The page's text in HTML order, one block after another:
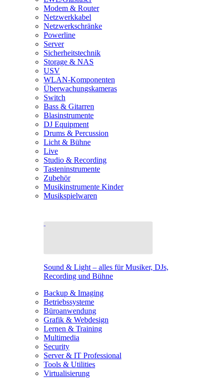
Modem & Router
Netzwerkkabel
Netzwerkschränke
Powerline
Server
Sicherheitstechnik
Storage & NAS
USV
WLAN-Komponenten
Überwachungskameras
Switch
Bass & Gitarren
Blasinstrumente
DJ Equipment
Drums & Percussion
Licht & Bühne
Live
Studio & Recording
Tasteninstrumente
Zubehör
Musikinstrumente Kinder
Musikspielwaren
Sound & Light – alles für Musiker, DJs,
Recording und Bühne
Backup & Imaging
Betriebssysteme
Büroanwendung
Grafik & Webdesign
Lernen & Training
Multimedia
Security
Server & IT Professional
Tools & Utilities
Virtualisierung